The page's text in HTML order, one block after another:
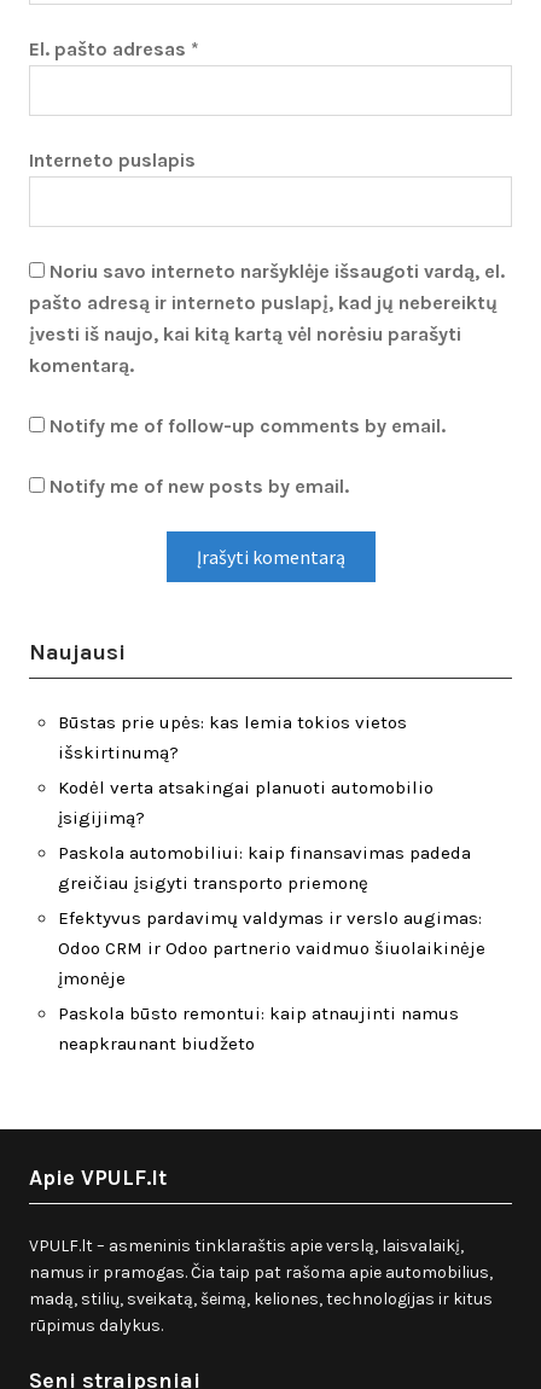
El. pašto adresas *
Interneto puslapis
Noriu savo interneto naršyklėje išsaugoti vardą, el.
pašto adresą ir interneto puslapį, kad jų nebereiktų
įvesti iš naujo, kai kitą kartą vėl norėsiu parašyti
komentarą.
Notify me of follow-up comments by email.
Notify me of new posts by email.
Naujausi
Būstas prie upės: kas lemia tokios vietos
išskirtinumą?
Kodėl verta atsakingai planuoti automobilio
įsigijimą?
Paskola automobiliui: kaip finansavimas padeda
greičiau įsigyti transporto priemonę
Efektyvus pardavimų valdymas ir verslo augimas:
Odoo CRM ir Odoo partnerio vaidmuo šiuolaikinėje
įmonėje
Paskola būsto remontui: kaip atnaujinti namus
neapkraunant biudžeto
Apie VPULF.lt
VPULF.lt – asmeninis tinklaraštis apie verslą, laisvalaikį,
namus ir pramogas. Čia taip pat rašoma apie automobilius,
madą, stilių, sveikatą, šeimą, keliones, technologijas ir kitus
rūpimus dalykus.
Seni straipsniai